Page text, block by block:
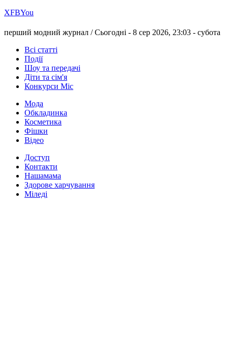
ХFBYou
перший модний журнал /Сьогодні - 8 сер 2026, 23:03 - субота
Всі статті
Події
Шоу та передачі
Діти та сім'я
Конкурси Міс
Мода
Обкладинка
Косметика
Фішки
Відео
Доступ
Контакти
Нашамама
Здорове харчування
Міледі